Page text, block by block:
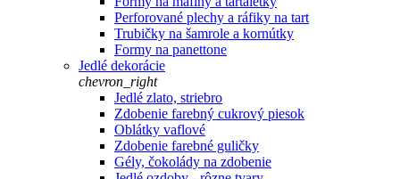
Perforované plechy a ráfiky na tart
Trubičky na šamrole a kornútky
Formy na panettone
Jedlé dekorácie
chevron_right
Jedlé zlato, striebro
Zdobenie farebný cukrový piesok
Oblátky vaflové
Zdobenie farebné guličky
Gély, čokolády na zdobenie